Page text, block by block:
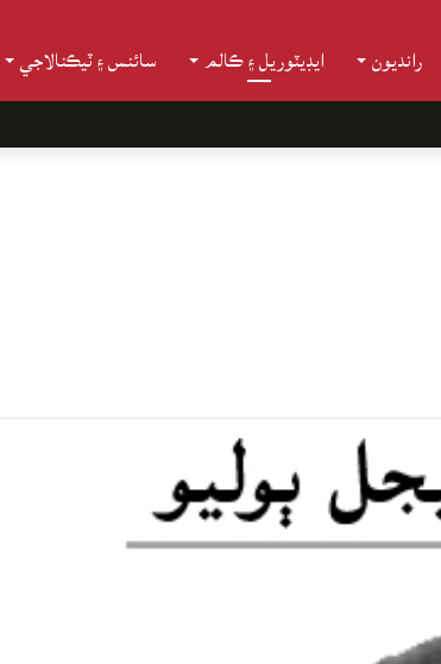
رانديون ايڊيٽوريل ۽ ڪالم سائنس ۽ ٽيڪنالاجي